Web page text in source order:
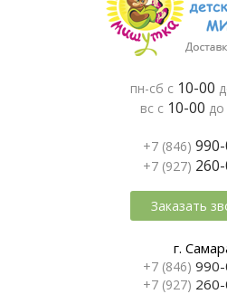
пн-сб с 10-00
вс с 10-00 до
+7 (846)
+7 (927)
Заказать
г.
+7 (846)
+7 (927)